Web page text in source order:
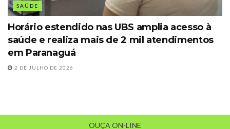
SAÚDE
Horário estendido nas UBS amplia acesso à
saúde e realiza mais de 2 mil atendimentos
em Paranaguá
2 DE JULHO DE 2026
OUÇA ON-LINE